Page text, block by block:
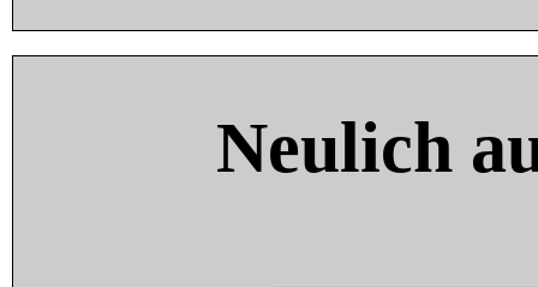
Neulich